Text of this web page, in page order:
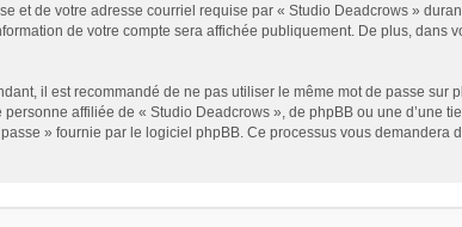
et de votre adresse courriel requise par « Studio Deadcrows »
de votre compte sera affichée publiquement. De plus, dans
il est recommandé de ne pas utiliser le même mot de passe sur
affiliée de « Studio Deadcrows », de phpBB ou une d’une
» fournie par le logiciel phpBB. Ce processus vous